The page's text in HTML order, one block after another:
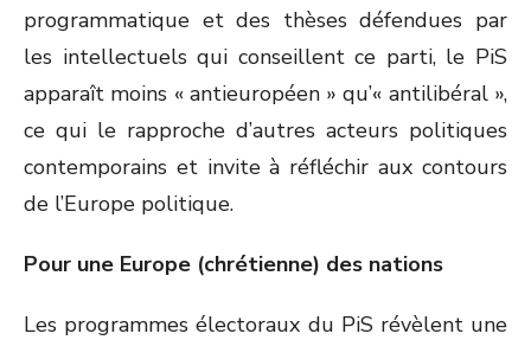
programmatique et des thèses défendues par
les intellectuels qui conseillent ce parti, le PiS
apparaît moins « antieuropéen » qu’« antilibéral »,
ce qui le rapproche d’autres acteurs politiques
contemporains et invite à réfléchir aux contours
de l’Europe politique.
Pour une Europe (chrétienne) des nations
Les programmes électoraux du PiS révèlent une